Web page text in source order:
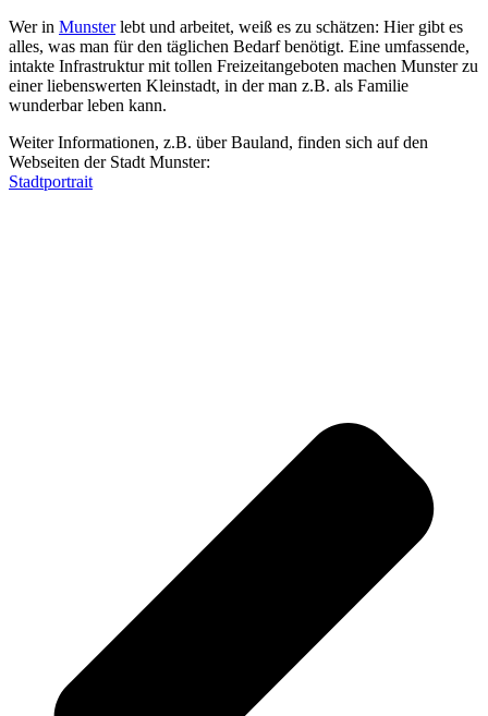
Wer in Munsterlebt und arbeitet, weiß es zu schätzen: Hier gibt es
alles, was man für den täglichen Bedarf benötigt. Eine umfassende,
intakte Infrastruktur mit tollen Freizeitangeboten machen Munster zu
einer liebenswerten Kleinstadt, in der man z.B. als Familie
wunderbar leben kann.
Weiter Informationen, z.B. über Bauland, finden sich auf den
Webseiten der Stadt Munster:
Stadtportrait